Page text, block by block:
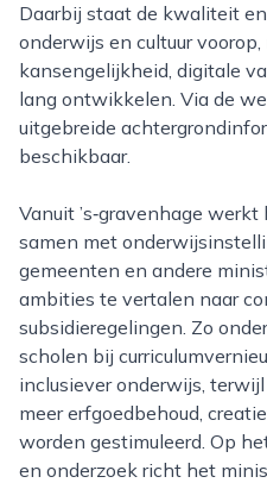
Daarbij staat de kwaliteit
onderwijs en cultuur
kansengelijkheid, digitale
lang ontwikkelen. Via de
uitgebreide
beschikbaar.
Vanuit ’s‑gravenhage werkt het ministerie intensief
samen met
gemeenten en andere
ambities te vertalen naar
subsidieregelingen. Zo
scholen bij
inclusiever onderwijs,
meer erfgoedbehoud,
worden gestimuleerd. Op
en onderzoek richt het